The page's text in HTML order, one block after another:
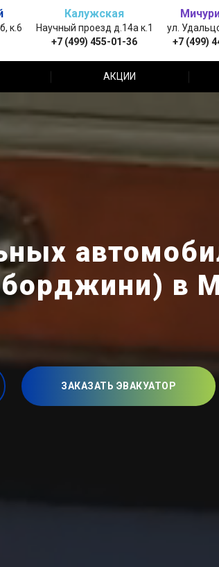
к.6
Калужская
Научный проезд д.14а к.1
+7 (499) 455-01-36
ул.
+7 (499)
АКЦИИ
в
ЗАКАЗАТЬ ЭВАКУАТОР